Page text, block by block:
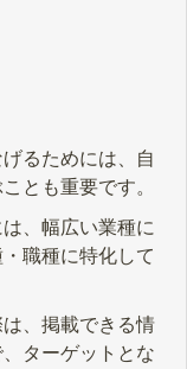
るためには、自
とも重要です。
、幅広い業種に
職種に特化して
、掲載できる情
ターゲットとな